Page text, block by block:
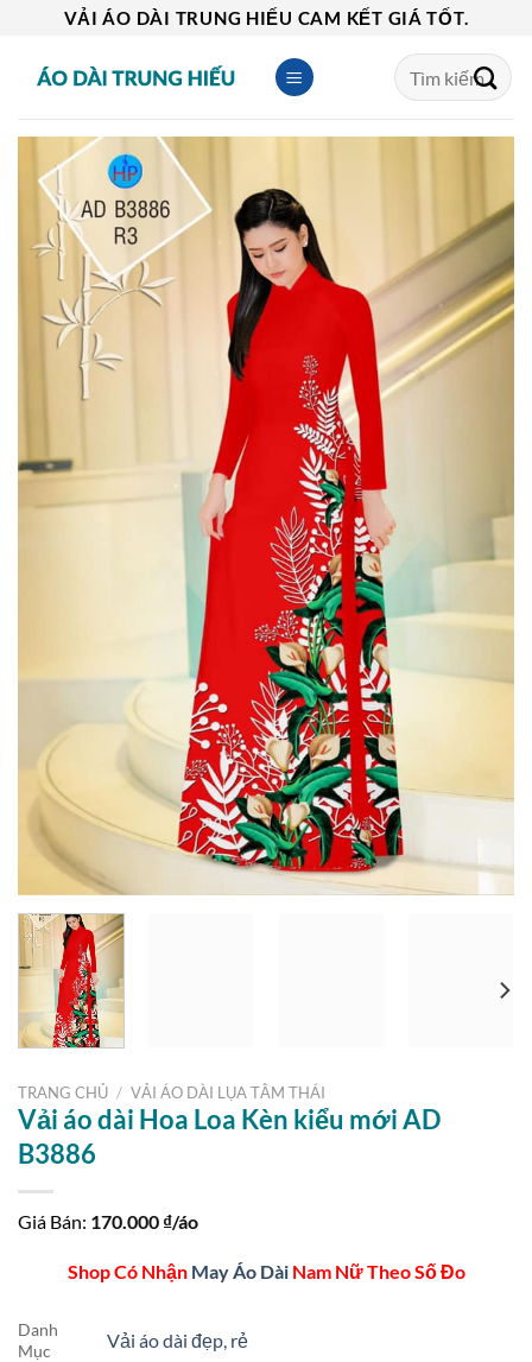
content
VẢI ÁO DÀI TRUNG HIẾU CAM KẾT GIÁ TỐT.
Tìm
kiếm:
TRANG CHỦ / VẢI ÁO DÀI LỤA TẰM THÁI
Vải áo dài Hoa Loa Kèn kiểu mới AD
B3886
Giá Bán: 170.000 ₫/áo
Shop Có Nhận May Áo DàiNam Nữ Theo Số Đo
Danh
Mục
Vải áo dài đẹp, rẻ